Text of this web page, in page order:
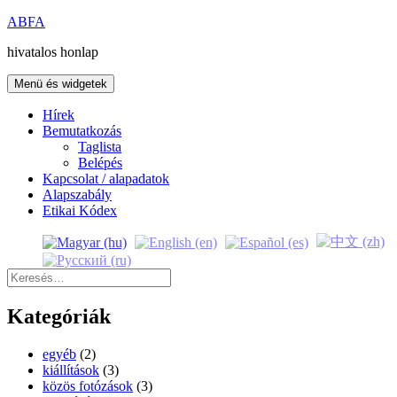
Kilépés
tartalomba
ABFA
hivatalos honlap
Menü és widgetek
Hírek
Bemutatkozás
Taglista
Belépés
Kapcsolat / alapadatok
Alapszabály
Etikai Kódex
Keresés:
Kategóriák
egyéb (2)
kiállítások (3)
közös fotózások (3)